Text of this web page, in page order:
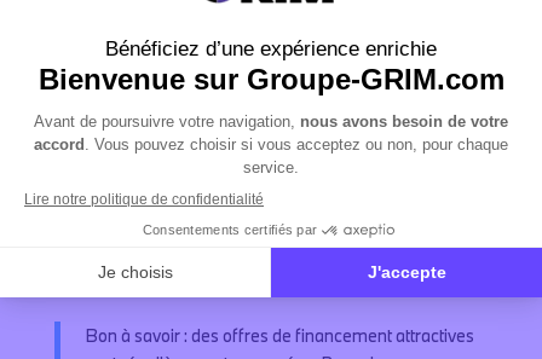
: à partir de 73 350€
BMW 530e Berline: à partir de 73 150€
BMW 530e Touring : à partir de 74 650€
BMW X5 xDrive50e
: à partir de 105 150€
BMW 750e xDrive: à partir de 135 150€
BMW M5 Berline: à partir de 161 900€
: à partir de 164 900€
Bon à savoir : des offres de financement attractives